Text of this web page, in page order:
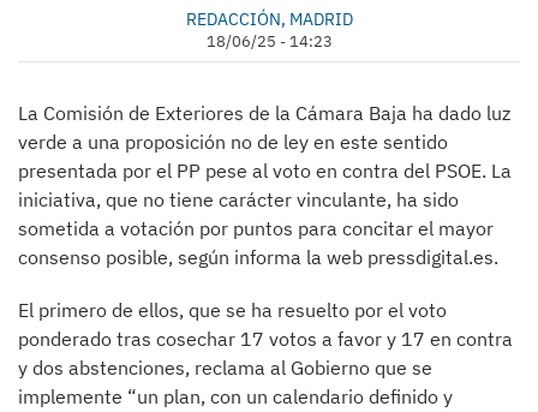
REDACCIÓN, MADRID
18/06/25 - 14:23
La Comisión de Exteriores de la Cámara Baja ha dado luz
verde a una proposición no de ley en este sentido
presentada por el PP pese al voto en contra del PSOE. La
iniciativa, que no tiene carácter vinculante, ha sido
sometida a votación por puntos para concitar el mayor
consenso posible, según informa la web pressdigital.es.
El primero de ellos, que se ha resuelto por el voto
ponderado tras cosechar 17 votos a favor y 17 en contra
y dos abstenciones, reclama al Gobierno que se
implemente “un plan, con un calendario definido y